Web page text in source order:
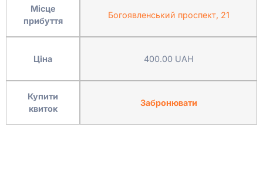
Місце
прибуття
Ціна
Купити
квиток
Богоявленський проспект, 21
400.00 UAH
Забронювати